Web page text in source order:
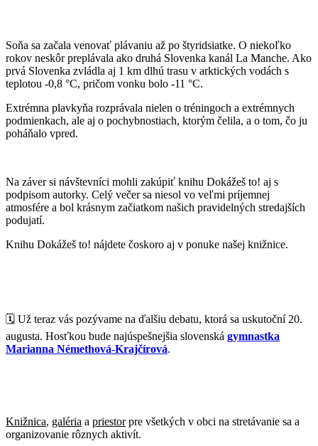
Soňa sa začala venovať plávaniu až po štyridsiatke. O niekoľko
rokov neskôr preplávala ako druhá Slovenka kanál La Manche. Ako
prvá Slovenka zvládla aj 1 km dlhú trasu v arktických vodách s
teplotou -0,8 °C, pričom vonku bolo -11 °C.
Extrémna plavkyňa rozprávala nielen o tréningoch a extrémnych
podmienkach, ale aj o pochybnostiach, ktorým čelila, a o tom, čo ju
poháňalo vpred.
Na záver si návštevníci mohli zakúpiť knihu Dokážeš to! aj s
podpisom autorky. Celý večer sa niesol vo veľmi príjemnej
atmosfére a bol krásnym začiatkom našich pravidelných stredajších
podujatí.
Knihu Dokážeš to! nájdete čoskoro aj v ponuke našej knižnice.
🗓 Už teraz vás pozývame na ďalšiu debatu, ktorá sa uskutoční 20.
augusta. Hosťkou bude najúspešnejšia slovenská gymnastka
Marianna Némethová-Krajčírová.
Knižnica, galéria a priestorpre všetkých v obci na stretávanie sa a
organizovanie rôznych aktivít.